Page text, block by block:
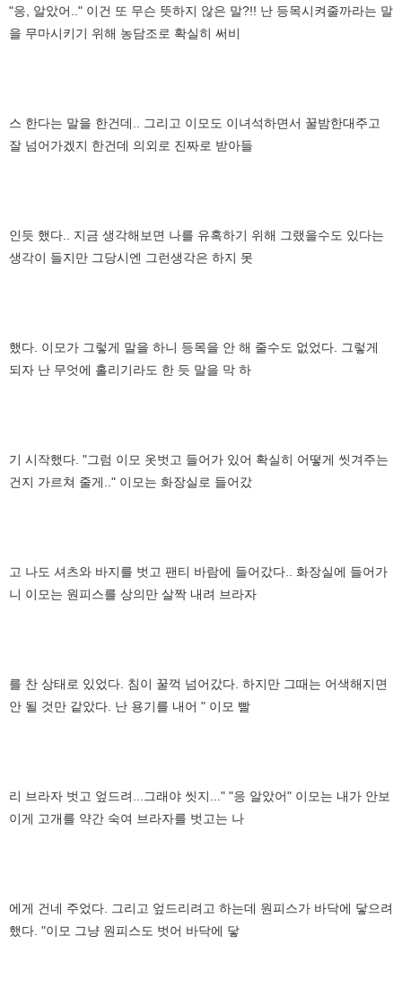
"응, 알았어.." 이건 또 무슨 뜻하지 않은 말?!! 난 등목시켜줄까라는 말
을 무마시키기 위해 농담조로 확실히 써비
스 한다는 말을 한건데.. 그리고 이모도 이녀석하면서 꿀밤한대주고
잘 넘어가겠지 한건데 의외로 진짜로 받아들
인듯 했다.. 지금 생각해보면 나를 유혹하기 위해 그랬을수도 있다는
생각이 들지만 그당시엔 그런생각은 하지 못
했다. 이모가 그렇게 말을 하니 등목을 안 해 줄수도 없었다. 그렇게
되자 난 무엇에 홀리기라도 한 듯 말을 막 하
기 시작했다. "그럼 이모 옷벗고 들어가 있어 확실히 어떻게 씻겨주는
건지 가르쳐 줄게.." 이모는 화장실로 들어갔
고 나도 셔츠와 바지를 벗고 팬티 바람에 들어갔다.. 화장실에 들어가
니 이모는 원피스를 상의만 살짝 내려 브라자
를 찬 상태로 있었다. 침이 꿀꺽 넘어갔다. 하지만 그때는 어색해지면
안 될 것만 같았다. 난 용기를 내어 " 이모 빨
리 브라자 벗고 엎드려...그래야 씻지..." "응 알았어" 이모는 내가 안보
이게 고개를 약간 숙여 브라자를 벗고는 나
에게 건네 주었다. 그리고 엎드리려고 하는데 원피스가 바닥에 닿으려
했다. "이모 그냥 원피스도 벗어 바닥에 닿